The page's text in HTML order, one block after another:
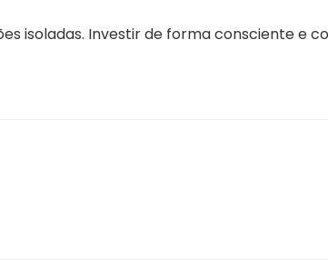
isoladas. Investir de forma consciente e